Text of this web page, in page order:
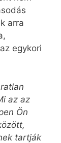
arra
egykori
az az
Ön
tartják